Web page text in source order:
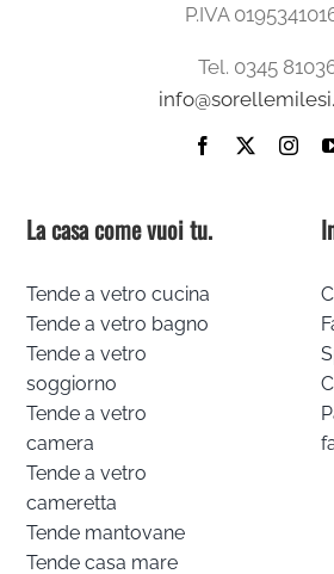
P.IVA
Tel. 0345
La casa come vuoi tu.
Tende a vetro cucina
Tende a vetro bagno
Tende a vetro
soggiorno
Tende a vetro
camera
Tende a vetro
cameretta
Tende mantovane
Tende casa mare